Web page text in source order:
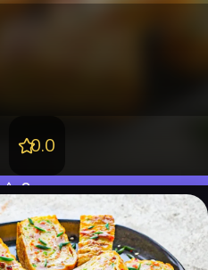
0.0
Оценить